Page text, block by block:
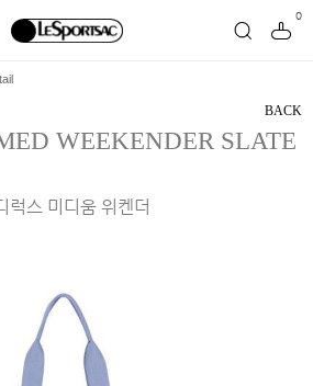
0
WEEKENDER SLATE
럭스 미디움 위켄더
BACK